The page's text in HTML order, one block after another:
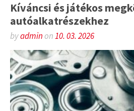
Kíváncsi és játékos
autóalkatrészekhez
byadminon10. 03. 2026